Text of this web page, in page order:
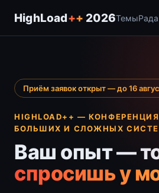
HighLoad++ 2026Темы
Приём заявок открыт — до 16
HIGHLOAD++ —
БОЛЬШИХ И СЛОЖНЫХ
Ваш опыт —
спросишь у